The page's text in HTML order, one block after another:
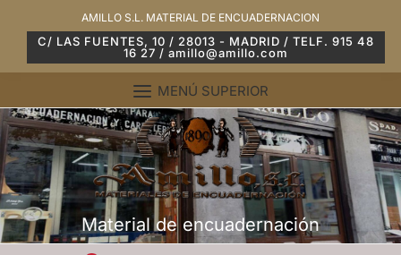
contenido
AMILLO S.L. MATERIAL DE ENCUADERNACION
C/ LAS FUENTES, 10 / 28013 - MADRID / TELF. 915 48
16 27 / amillo@amillo.com
MENÚ SUPERIOR
Material de encuadernación